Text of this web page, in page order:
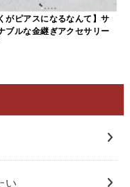
がピアスになるなんて】サ
ブルな金継ぎアクセサリー
い